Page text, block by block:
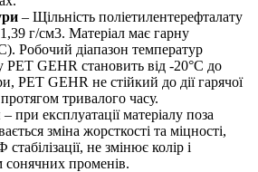
– Щільність поліетилентерефталату
г/см3. Матеріал має гарну
Робочий діапазон температур
PET GEHR становить від -20°С до
PET GEHR не стійкий до дії гарячої
тривалого часу.
– при експлуатації матеріалу поза
зміна жорсткості та міцності,
не змінює колір і
променів.